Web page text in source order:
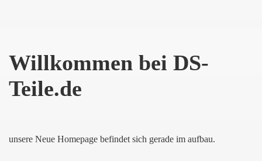
Willkommen bei DS-
Teile.de
unsere Neue Homepage befindet sich gerade im aufbau.